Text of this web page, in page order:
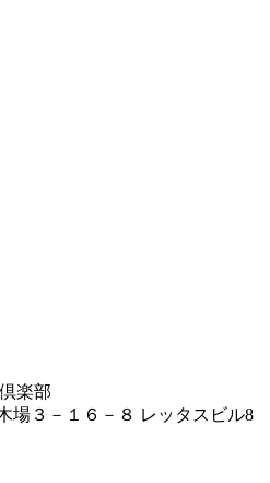
楽部
場３－１６－８ レッタスビル8